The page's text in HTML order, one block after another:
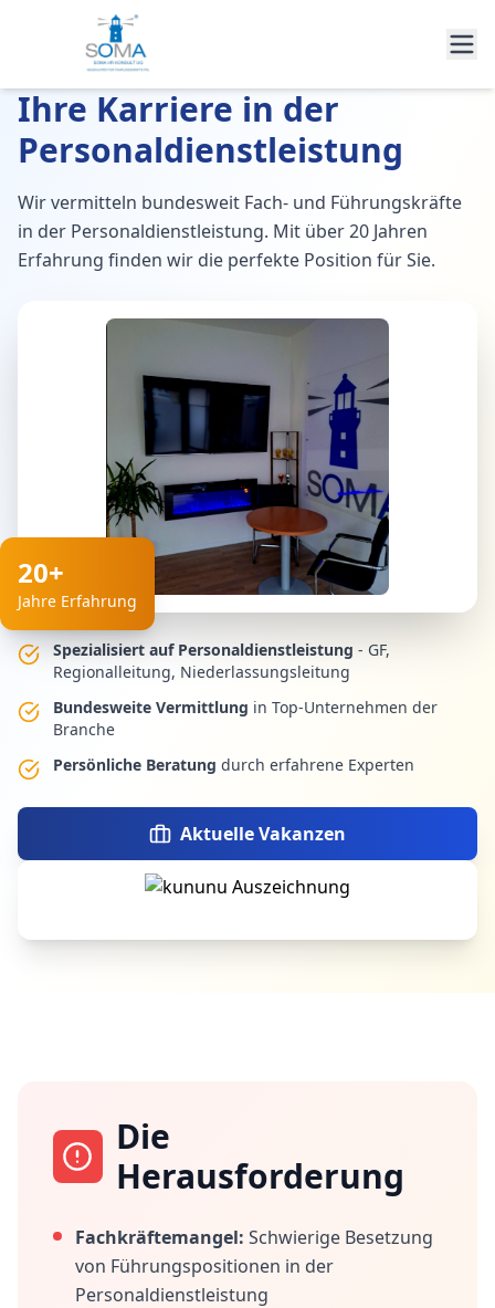
Ihre Karriere in der
Personaldienstleistung
Wir vermitteln bundesweit Fach- und Führungskräfte
in der Personaldienstleistung. Mit über 20 Jahren
Erfahrung finden wir die perfekte Position für Sie.
20+
Jahre Erfahrung
Spezialisiert auf Personaldienstleistung - GF,
Regionalleitung, Niederlassungsleitung
Bundesweite Vermittlung in Top-Unternehmen der
Branche
Persönliche Beratung durch erfahrene Experten
Aktuelle Vakanzen
Die
Herausforderung
Fachkräftemangel: Schwierige Besetzung
von Führungspositionen in der
Personaldienstleistung